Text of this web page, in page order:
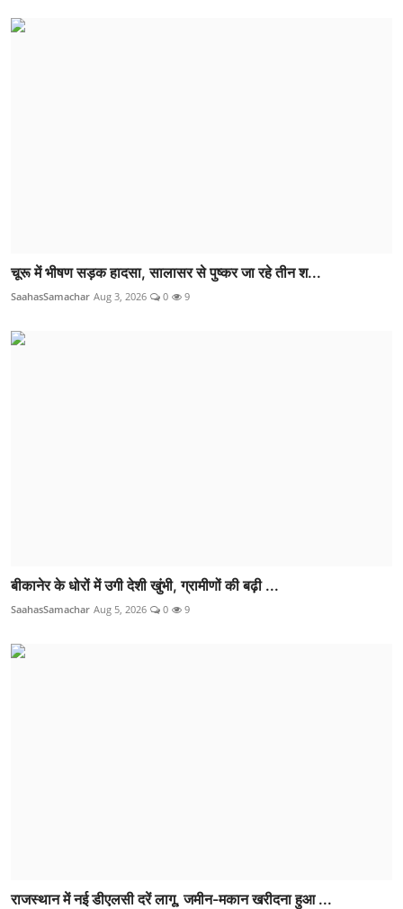
चूरू में भीषण सड़क हादसा, सालासर से पुष्कर जा रहे तीन श...
SaahasSamachar Aug 3, 2026 0 9
बीकानेर के धोरों में उगी देशी खुंभी, ग्रामीणों की बढ़ी ...
SaahasSamachar Aug 5, 2026 0 9
राजस्थान में नई डीएलसी दरें लागू, जमीन-मकान खरीदना हुआ ...